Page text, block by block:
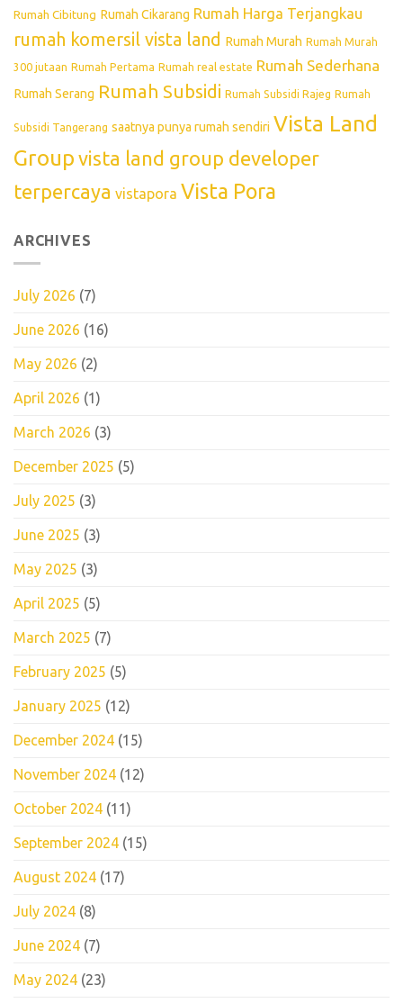
Rumah Cibitung Rumah Cikarang Rumah Harga Terjangkau
rumah komersil vista land Rumah Murah Rumah Murah
300 jutaan Rumah Pertama Rumah real estate Rumah Sederhana
Rumah Serang Rumah Subsidi Rumah Subsidi Rajeg Rumah
Subsidi Tangerang saatnya punya rumah sendiri Vista Land
Group vista land group developer
terpercaya vistapora Vista Pora
ARCHIVES
July 2026 (7)
June 2026 (16)
May 2026 (2)
April 2026 (1)
March 2026 (3)
December 2025 (5)
July 2025 (3)
June 2025 (3)
May 2025 (3)
April 2025 (5)
March 2025 (7)
February 2025 (5)
January 2025 (12)
December 2024 (15)
November 2024 (12)
October 2024 (11)
September 2024 (15)
August 2024 (17)
July 2024 (8)
June 2024 (7)
May 2024 (23)